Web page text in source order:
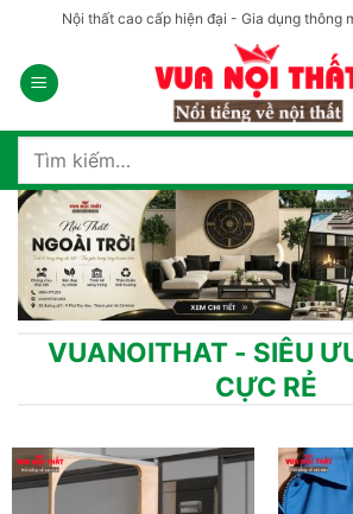
nội
dung
Nội thất cao cấp hiện đại - Gia dụng thông
Tìm
VUANOITHAT - SIÊU
CỰC RẺ